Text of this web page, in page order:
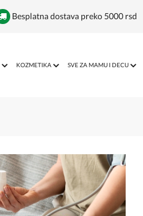
Besplatna dostava preko 5000 rsd
KOZMETIKA SVE ZA MAMU I DECU